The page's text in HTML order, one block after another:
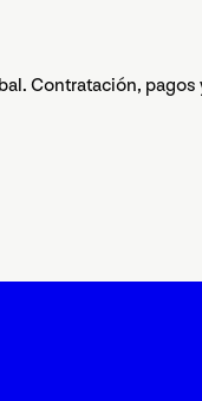
Contratación,